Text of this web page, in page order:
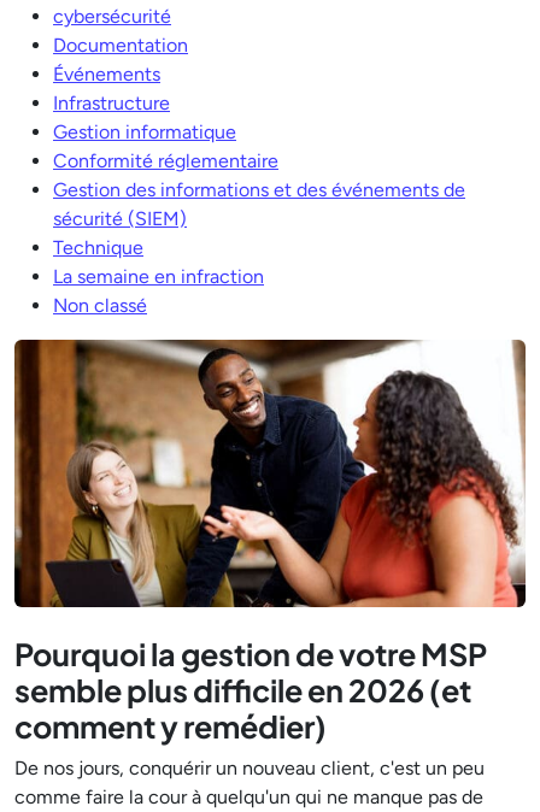
cybersécurité
Documentation
Événements
Infrastructure
Gestion informatique
Conformité réglementaire
Gestion des informations et des événements de
sécurité (SIEM)
Technique
La semaine en infraction
Non classé
Pourquoi la gestion de votre MSP
semble plus difficile en 2026 (et
comment y remédier)
De nos jours, conquérir un nouveau client, c'est un peu
comme faire la cour à quelqu'un qui ne manque pas de